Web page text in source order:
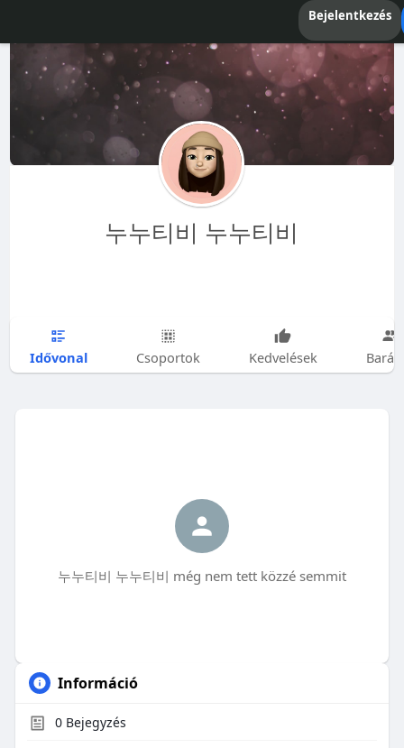
Bejelentkezés
누누티비 누누티비
Idővonal Csoportok Kedvelések
누누티비 누누티비 még nem tett közzé semmit
Információ
0Bejegyzés